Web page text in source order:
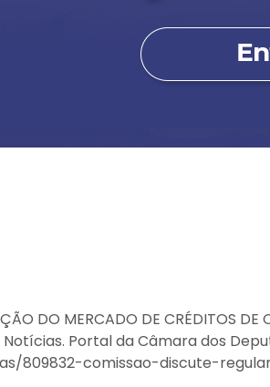
DO MERCADO DE CRÉDITOS
Portal da Câmara dos
809832-comissao-discute-